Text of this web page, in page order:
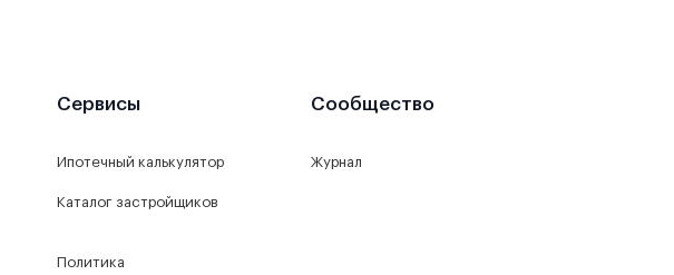
Сервисы
Ипотечный калькулятор
Каталог застройщиков
Политика
Сообщество
Журнал